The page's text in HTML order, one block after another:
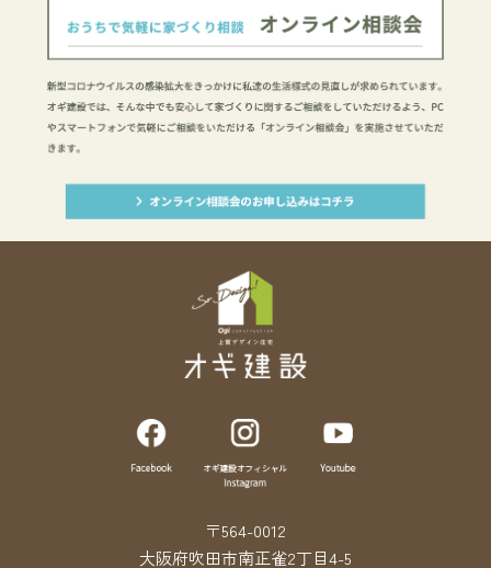
〒564-0012
大阪府吹田市南正雀2丁目4-5